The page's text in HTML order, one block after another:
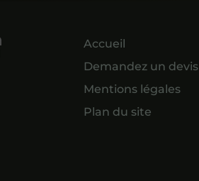
Accueil
Demandez un devis
Mentions légales
Plan du site